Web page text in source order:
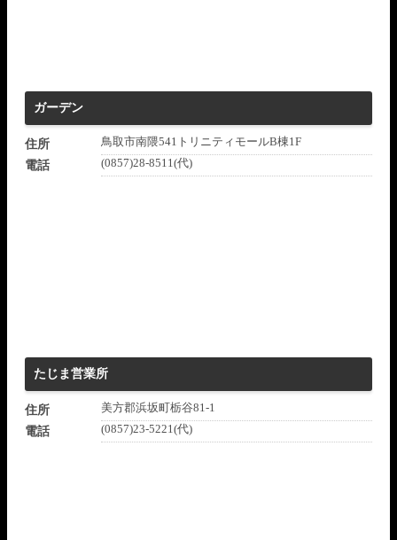
ガーデン
住所
鳥取市南隈541トリニティモールB棟1F
電話
(0857)28-8511(代)
たじま営業所
住所
美方郡浜坂町栃谷81-1
電話
(0857)23-5221(代)